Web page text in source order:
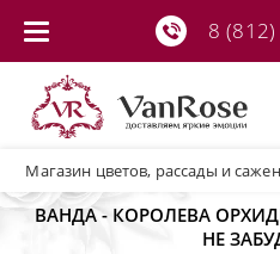
8
Магазин цветов, рассады и
ВАНДА - КОРОЛЕВА
НЕ